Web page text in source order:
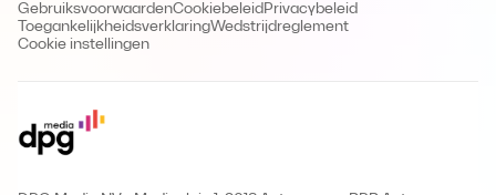
GebruiksvoorwaardenCookiebeleidPrivacybeleid
ToegankelijkheidsverklaringWedstrijdreglement
Cookie instellingen